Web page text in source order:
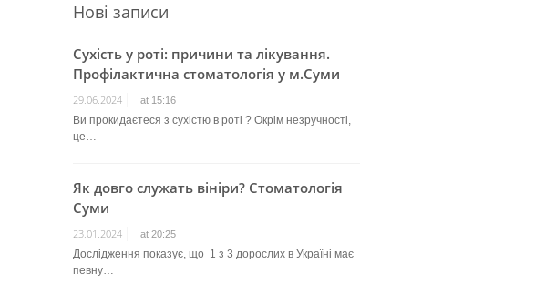
Нові записи
Сухість у роті: причини та лікування.
Профілактична стоматологія у м.Суми
29.06.2024 at 15:16
Ви прокидаєтеся з сухістю в роті ? Окрім незручності,
це…
Як довго служать вініри? Стоматологія
Суми
23.01.2024 at 20:25
Дослідження показує, що 1 з 3 дорослих в Україні має
певну…